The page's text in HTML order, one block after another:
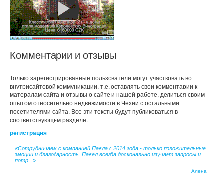
Комментарии и отзывы
Только зарегистрированные пользователи могут участвовать во
внутрисайтовой коммуникации, т.е. оставлять свои комментарии к
матералам сайта и отзывы о сайте и нашей работе, делиться своим
опытом относительно недвижимости в Чехии с остальными
посетителями сайта. Все эти тексты будут публиковаться в
соответствующем разделе.
регистрация
«Сотрудничаем с компанией Павла с 2014 года - только положительные
эмоции и благодарность. Павел всегда досконально изучает запросы и
потр...»
Алена